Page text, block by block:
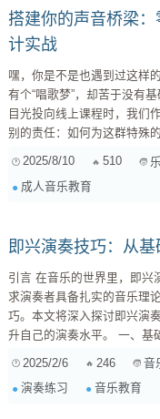
搭建你的声音桥梁
计实战
嘿，你是不是也遇到过这样
有个“唱歌梦”，却苦于没有
目光投向线上课程时，我们
别的责任：如何为这群特殊
坚持下来的声乐课？这可不
的“大朋友”学员。他们跟孩子们可不一样： 心理门
2025/8/10 510
成人音乐教育
即兴演奏技巧：从
引言 在音乐的世界里，即兴演奏是一种充满魅力和挑战的技能。它不仅要
求演奏者具备扎实的音乐理
巧。本文将深入探讨即兴演
升自己的演奏水平。 一、基础阶段：掌握音乐理论 音阶与和弦 ：熟练掌握
阶开始，逐步学习七和弦、九和弦等。 节奏感培养
练习，提高自己的节奏感，
2025/2/6 246 音
演奏练习
音乐教育